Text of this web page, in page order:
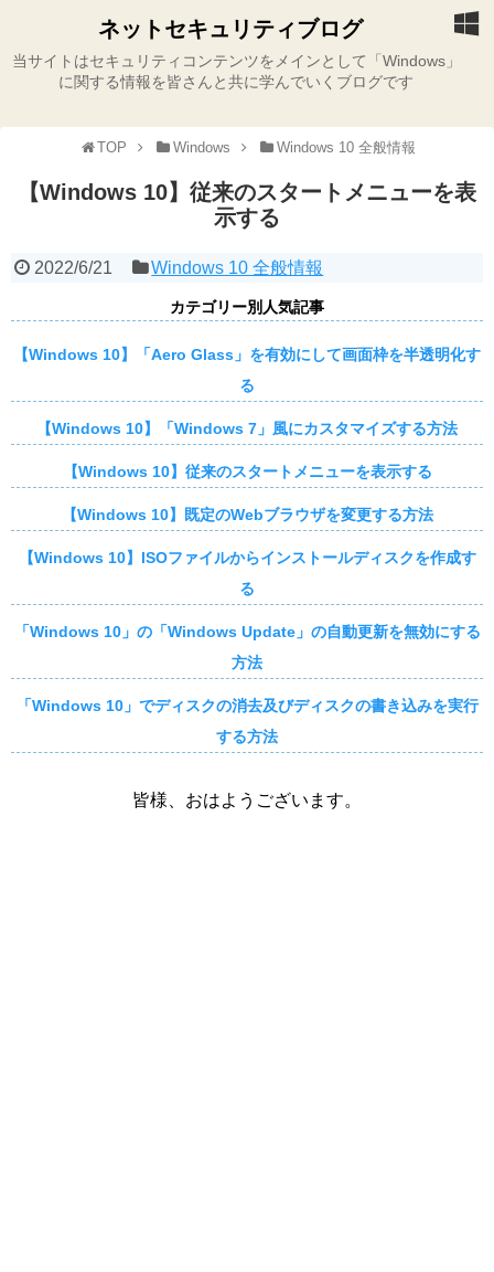
ネットセキュリティブログ
当サイトはセキュリティコンテンツをメインとして「Windows」
に関する情報を皆さんと共に学んでいくブログです
TOP Windows Windows 10 全般情報
【Windows 10】従来のスタートメニューを表
示する
2022/6/21 Windows 10 全般情報
カテゴリー別人気記事
【Windows 10】「Aero Glass」を有効にして画面枠を半透明化す
る
【Windows 10】「Windows 7」風にカスタマイズする方法
【Windows 10】従来のスタートメニューを表示する
【Windows 10】既定のWebブラウザを変更する方法
【Windows 10】ISOファイルからインストールディスクを作成す
る
「Windows 10」の「Windows Update」の自動更新を無効にする
方法
「Windows 10」でディスクの消去及びディスクの書き込みを実行
する方法
皆様、おはようございます。